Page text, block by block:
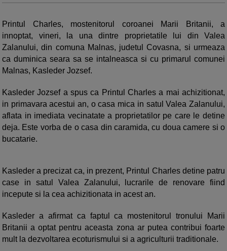
Printul Charles, mostenitorul coroanei Marii Britanii, a
innoptat, vineri, la una dintre proprietatile lui din Valea
Zalanului, din comuna Malnas, judetul Covasna, si urmeaza
ca duminica seara sa se intalneasca si cu primarul comunei
Malnas, Kasleder Jozsef.
Kasleder Jozsef a spus ca Printul Charles a mai achizitionat,
in primavara acestui an, o casa mica in satul Valea Zalanului,
aflata in imediata vecinatate a proprietatilor pe care le detine
deja. Este vorba de o casa din caramida, cu doua camere si o
bucatarie.
Kasleder a precizat ca, in prezent, Printul Charles detine patru
case in satul Valea Zalanului, lucrarile de renovare fiind
incepute si la cea achizitionata in acest an.
Kasleder a afirmat ca faptul ca mostenitorul tronului Marii
Britanii a optat pentru aceasta zona ar putea contribui foarte
mult la dezvoltarea ecoturismului si a agriculturii traditionale.